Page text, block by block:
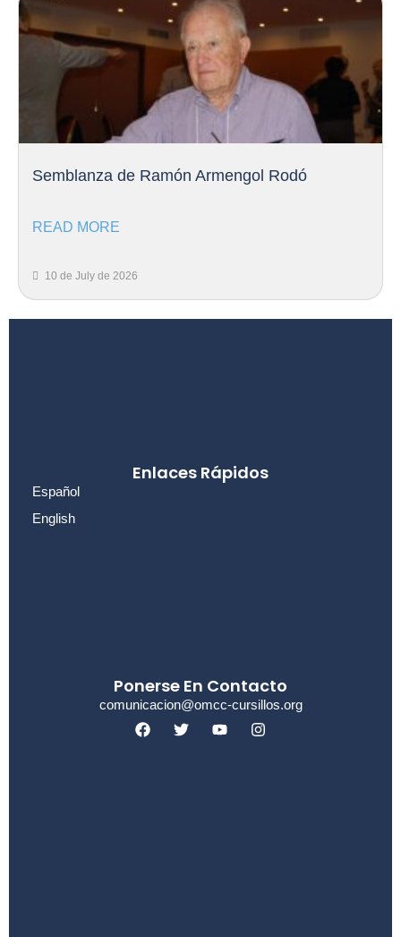
Semblanza de Ramón Armengol Rodó
READ MORE
10 de July de 2026
Enlaces Rápidos
Español
English
Ponerse En Contacto
comunicacion@omcc-cursillos.org